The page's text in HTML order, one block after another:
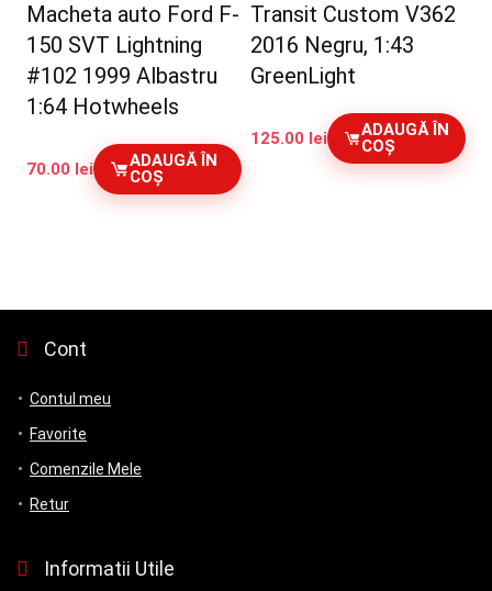
Macheta auto Ford F-
150 SVT Lightning
#102 1999 Albastru
1:64 Hotwheels
70.00 lei
ADAUGĂ ÎN
COȘ
Transit Custom V362
2016 Negru, 1:43
GreenLight
125.00 lei
ADAUGĂ ÎN
COȘ
Cont
Contul meu
Favorite
Comenzile Mele
Retur
Informatii Utile